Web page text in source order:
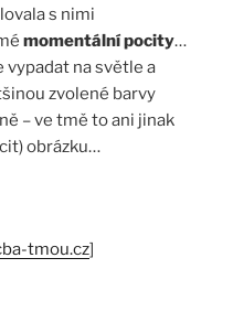
s nimi
momentální pocity…
vypadat na světle a
zvolené barvy
– ve tmě to ani jinak
obrázku…
tmou.cz]